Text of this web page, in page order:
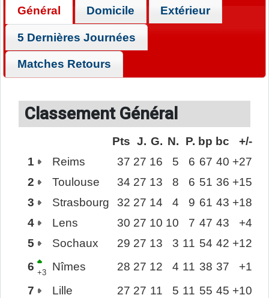
Général Domicile Extérieur
5 Dernières Journées
Matches Retours
Classement Général
Pts J. G. N. P. bp bc
+/-
1
Reims 37 27 16 5 6 67 40 +27
2
Toulouse 34 27 13 8 6 51 36 +15
3
Strasbourg 32 27 14 4 9 61 43 +18
4
Lens 30 27 10 10 7 47 43
+4
5
Sochaux 29 27 13 3 11 54 42 +12
6 +3 Nîmes 28 27 12 4 11 38 37
+1
7
Lille 27 27 11 5 11 55 45 +10